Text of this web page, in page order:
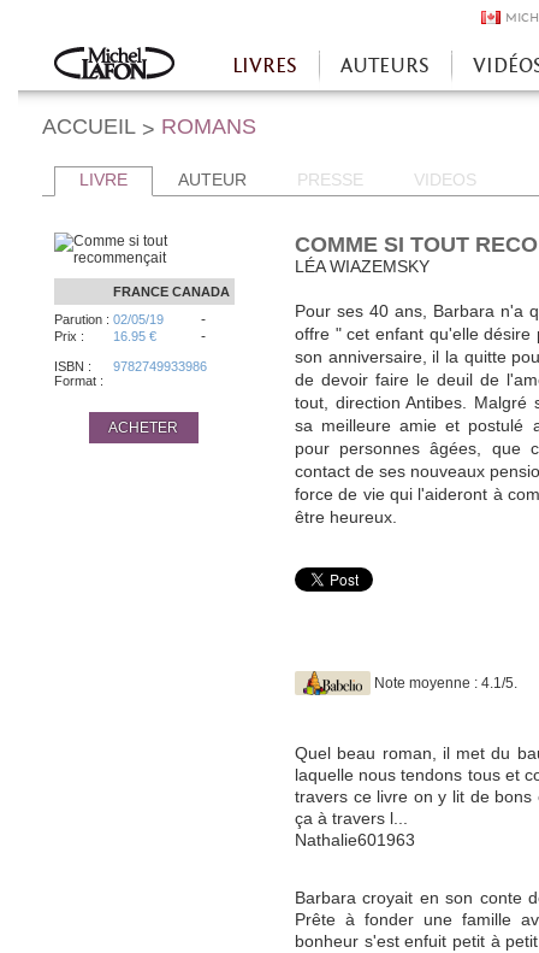
Accueil
LIVRES AUTEURS
ACCUEIL > ROMANS
LIVRE AUTEUR PRESSE VIDEOS
FRANCE CANADA
Parution : 02/05/19 -
Prix : 16.95 € -
ISBN :
9782749933986
Format :
ACHETER
COMME SI TOUT
LÉA WIAZEMSKY
Pour ses 40 ans, Barbara n'a
offre " cet enfant qu'elle
son anniversaire, il la quitte
de devoir faire le deuil de
tout, direction Antibes. Malgré
sa meilleure amie et postulé
pour personnes âgées, que
contact de ses nouveaux
force de vie qui l'aideront à
être heureux.
Note moyenne : 4.1/5.
Quel beau roman, il met du
laquelle nous tendons tous et
travers ce livre on y lit de
ça à travers l...
Nathalie601963
Barbara croyait en son conte
Prête à fonder une famille
bonheur s'est enfuit petit à